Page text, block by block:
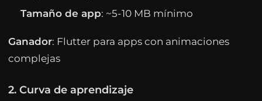
Tamaño de app: ~5-10 MB mínimo
Ganador: Flutter para apps con animaciones
complejas
2. Curva de aprendizaje